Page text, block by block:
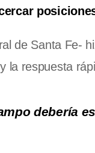
de Santa Fe-
la respuesta
debería